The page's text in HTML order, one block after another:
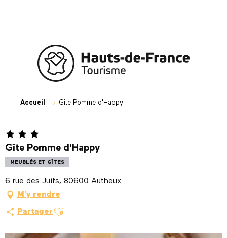
Accueil Gîte Pomme d'Happy
Gîte Pomme d'Happy
MEUBLÉS ET GÎTES
6 rue des Juifs, 80600 Autheux
M'y rendre
Partager Ajouter aux favoris